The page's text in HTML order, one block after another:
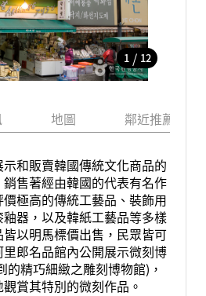
1 / 12
地圖 鄰近推薦景點
和販賣韓國傳統文化商品的
售著經由韓國的代表有名作
極高的傳統工藝品、裝飾用
器，以及韓紙工藝品等多樣
以明馬標價出售，民眾皆可
郎名品館內公開展示微刻博
精巧細緻之雕刻博物館)，
賞其特別的微刻作品。